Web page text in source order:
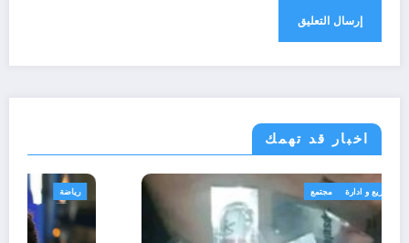
اخبار قد تهمك
الجزائر الحدث قانون تشريع و ادارة مجتمع